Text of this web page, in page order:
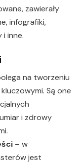
zawierały
infografiki,
i inne.
na tworzeniu
Są one
i zdrowy
– w
jest